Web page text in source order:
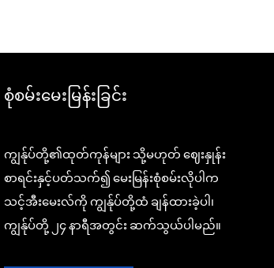
စုံစမ်းမေးမြန်းခြင်း
ကျွန်ုပ်တို့၏ထုတ်ကုန်များ သို့မဟုတ် ဈေးနှုန်း
စာရင်းနှင့်ပတ်သက်၍ မေးမြန်းစုံစမ်းလိုပါက
သင့်အီးမေးလ်ကို ကျွန်ုပ်တို့ထံ ချန်ထားခဲ့ပါ၊
ကျွန်ုပ်တို့ ၂၄ နာရီအတွင်း ဆက်သွယ်ပါမည်။